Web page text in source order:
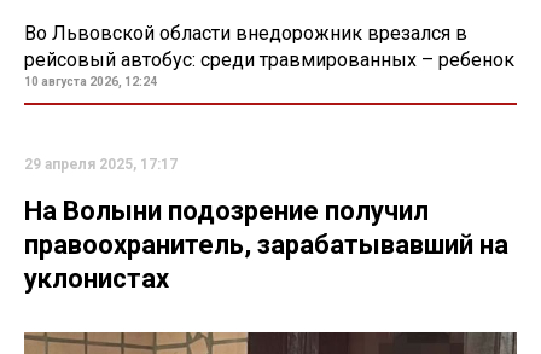
Во Львовской области внедорожник врезался в
рейсовый автобус: среди травмированных – ребенок
10 августа 2026, 12:24
29 апреля 2025, 17:17
На Волыни подозрение получил
правоохранитель, зарабатывавший на
уклонистах